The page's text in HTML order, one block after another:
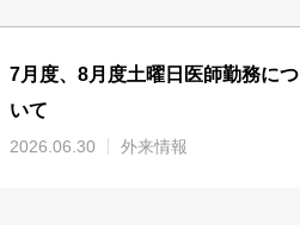
7月度、8月度土曜日医師勤務につ
いて
2026.06.30 外来情報